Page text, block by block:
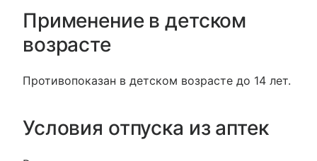
Применение в детском
возрасте
Противопоказан в детском возрасте до 14 лет.
Условия отпуска из аптек